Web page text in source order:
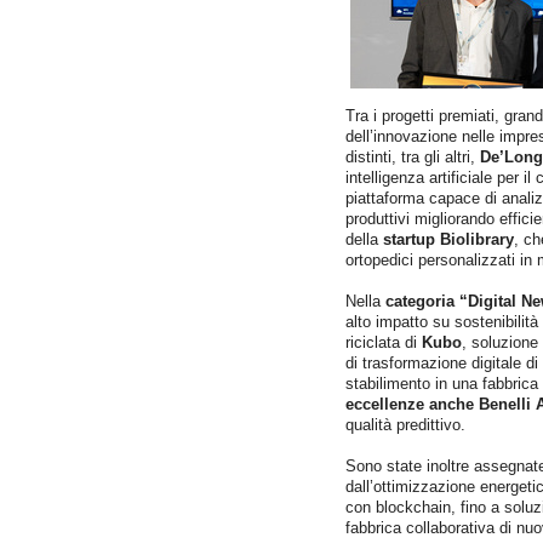
Tra i progetti premiati,
dell’innovazione nelle
distinti, tra gli altri,
intelligenza artificiale per il
piattaforma capace di
produttivi migliorando
della startup Biolibrary ,
ortopedici personalizzati in
Nella categoria “Digital
alto impatto su
riciclata di Kubo ,
di trasformazione digitale di
stabilimento in una
eccellenze anche Benelli
qualità predittivo.
Sono state inoltre
dall’ottimizzazione
con blockchain, fino a
fabbrica collaborativa di